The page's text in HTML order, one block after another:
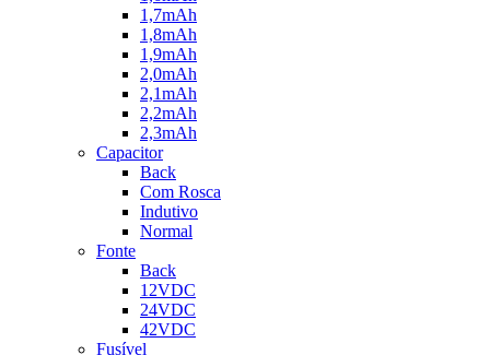
1,7mAh
1,8mAh
1,9mAh
2,0mAh
2,1mAh
2,2mAh
2,3mAh
Capacitor
Back
Com Rosca
Indutivo
Normal
Fonte
Back
12VDC
24VDC
42VDC
Fusível